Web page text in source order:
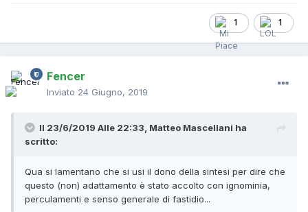
1 1
Fencer
Inviato 24 Giugno, 2019
Il 23/6/2019 Alle 22:33, Matteo Mascellani ha
scritto:
Qua si lamentano che si usi il dono della sintesi per dire che
questo (non) adattamento è stato accolto con ignominia,
perculamenti e senso generale di fastidio...